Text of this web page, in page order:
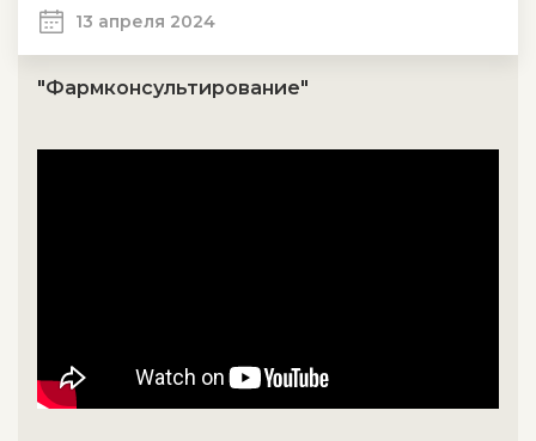
13 апреля 2024
"Фармконсультирование"